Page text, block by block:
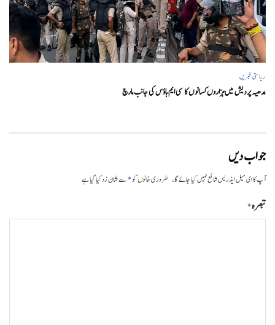
ریاستی خبریں
مدھیہ پردیش میں ہزاروں کسانوں کا سی ایم ہاؤس کی جانب مارچ
جواب دیں
آپ کا ای میل ایڈریس شائع نہیں کیا جائے گا۔ ضروری خانوں کو*سے نشان زد کیا گیا ہے
تبصرہ*